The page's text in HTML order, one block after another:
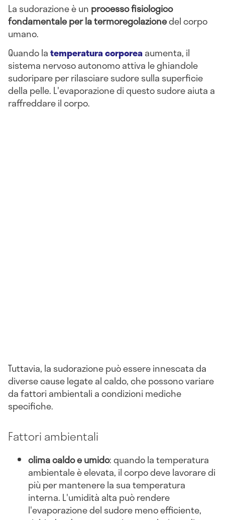
La sudorazione è un processo fisiologico
fondamentale per la termoregolazionedel corpo
umano.
Quando latemperatura corporeaaumenta, il
sistema nervoso autonomo attiva le ghiandole
sudoripare per rilasciare sudore sulla superficie
della pelle. L'evaporazione di questo sudore aiuta a
raffreddare il corpo.
Tuttavia, la sudorazione può essere innescata da
diverse cause legate al caldo, che possono variare
da fattori ambientali a condizioni mediche
specifiche.
Fattori ambientali
clima caldo e umido: quando la temperatura
ambientale è elevata, il corpo deve lavorare di
più per mantenere la sua temperatura
interna. L'umidità alta può rendere
l'evaporazione del sudore meno efficiente,